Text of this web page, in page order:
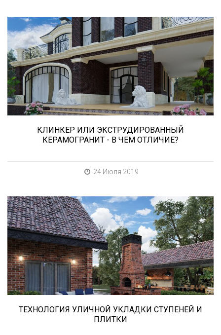
Сегодня «клинкером» называют все подряд...
и напольную плитку и ступени (фронтальные,
угловые) для облицовки крыльца, фасадную
плитку и другие материалы преимущественно
для экстерьерной отделки домов, зон
мангала, барбекю, лестниц и...
КЛИНКЕР ИЛИ ЭКСТРУДИРОВАННЫЙ
КЕРАМОГРАНИТ - В ЧЕМ ОТЛИЧИЕ?
24 Июля 2019
В этой статье мы расскажем о том, что
нужно учесть при выборе и укладке уличных
облицовочных материалов (ступени и плитка).
ТЕХНОЛОГИЯ УЛИЧНОЙ УКЛАДКИ СТУПЕНЕЙ И
ПЛИТКИ